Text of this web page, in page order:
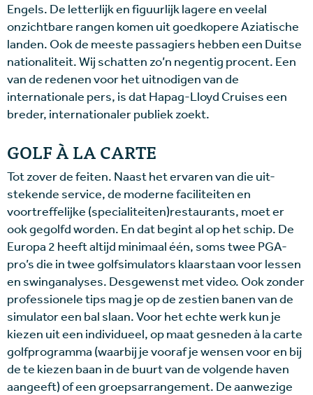
Engels. De letterlijk en figuurlijk lagere en veelal
onzichtbare rangen komen uit goedkopere Aziatische
landen. Ook de meeste passagiers hebben een Duitse
nationaliteit. Wij schatten zo’n negentig procent. Een
van de redenen voor het uitnodigen van de
internationale pers, is dat Hapag-Lloyd Cruises een
breder, internationaler publiek zoekt.
GOLF À LA CARTE
Tot zover de feiten. Naast het ervaren van die uit-
stekende service, de moderne faciliteiten en
voortreffelijke (specialiteiten)restaurants, moet er
ook gegolfd worden. En dat begint al op het schip. De
Europa 2 heeft altijd minimaal één, soms twee PGA-
pro’s die in twee golfsimulators klaarstaan voor lessen
en swinganalyses. Desgewenst met video. Ook zonder
professionele tips mag je op de zestien banen van de
simulator een bal slaan. Voor het echte werk kun je
kiezen uit een individueel, op maat gesneden à la carte
golfprogramma (waarbij je vooraf je wensen voor en bij
de te kiezen baan in de buurt van de volgende haven
aangeeft) of een groepsarrangement. De aanwezige